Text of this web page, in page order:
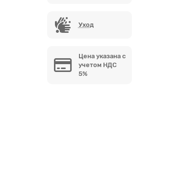
Уход
Цена указана с
учетом НДС
5%